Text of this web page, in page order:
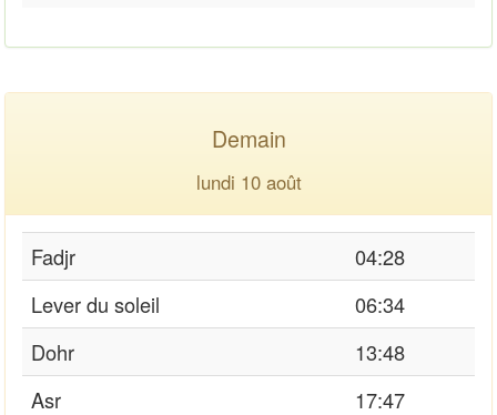
Demain
lundi 10 août
Fadjr
04:28
Lever du soleil
06:34
Dohr
13:48
Asr
17:47